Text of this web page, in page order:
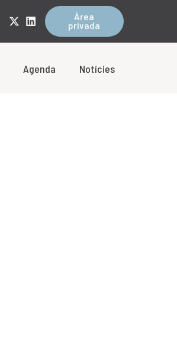
Àrea
privada
Agenda Notícies